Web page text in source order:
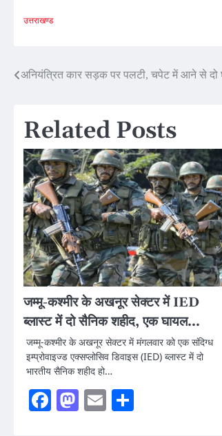
उत्तराखण्ड
Post
अनियंत्रित कार सड़क पर पलटी, चपेट में आने से दो
Related Posts
जम्मू-कश्मीर के अखनूर सेक्टर में IED
ब्लास्ट में दो सैनिक शहीद, एक घायल…
जम्मू-कश्मीर के अखनूर सेक्टर में मंगलवार को एक संदिग्ध
इम्प्रोवाइज्ड एक्सप्लोसिव डिवाइस (IED) ब्लास्ट में दो
भारतीय सैनिक शहीद हो…
Facebook
Mastodon
Email